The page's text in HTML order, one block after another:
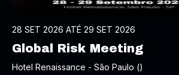
28 SET 2026 ATÉ 29 SET 2026
Global Risk Meeting
Hotel Renaissance - São Paulo ()